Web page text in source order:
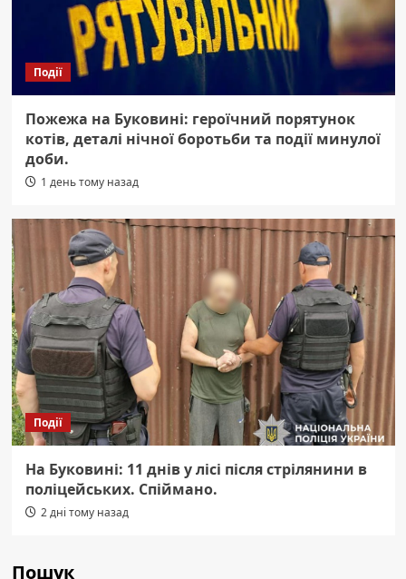
Події
Пожежа на Буковині: героїчний порятунок
котів, деталі нічної боротьби та події минулої
доби.
1 день тому назад
Події
На Буковині: 11 днів у лісі після стрілянини в
поліцейських. Спіймано.
2 дні тому назад
Пошук